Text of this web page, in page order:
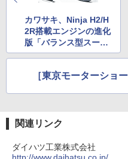
カワサキ、Ninja H2/H
2R搭載エンジンの進化
版「バランス型スーパ
ーチャージドエンジ
［東京モーターショ
関連リンク
ダイハツ工業株式会社
http://www.daihatsu.co.jp/